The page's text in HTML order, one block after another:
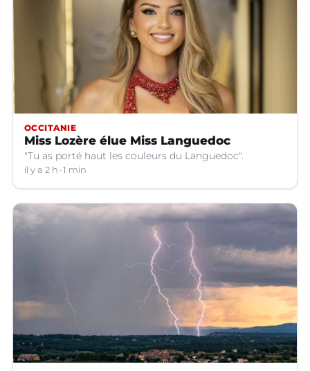
OCCITANIE
Miss Lozère élue Miss Languedoc
"Tu as porté haut les couleurs du Languedoc".
il y a 2 h 1 min